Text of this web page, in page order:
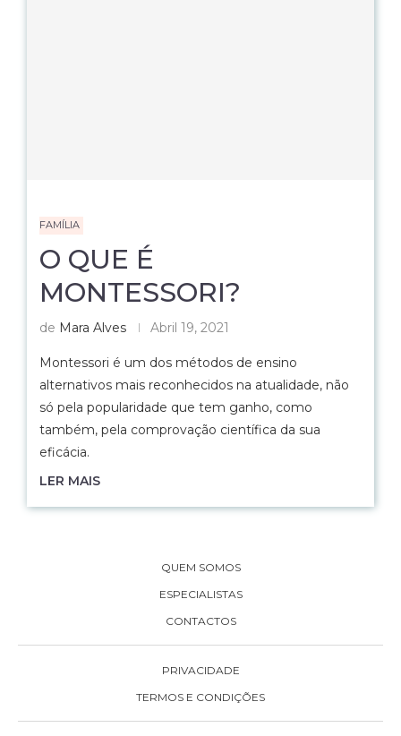
FAMÍLIA
O QUE É
MONTESSORI?
de Mara Alves Abril 19, 2021
Montessori é um dos métodos de ensino
alternativos mais reconhecidos na atualidade, não
só pela popularidade que tem ganho, como
também, pela comprovação científica da sua
eficácia.
LER MAIS
QUEM SOMOS
ESPECIALISTAS
CONTACTOS
PRIVACIDADE
TERMOS E CONDIÇÕES